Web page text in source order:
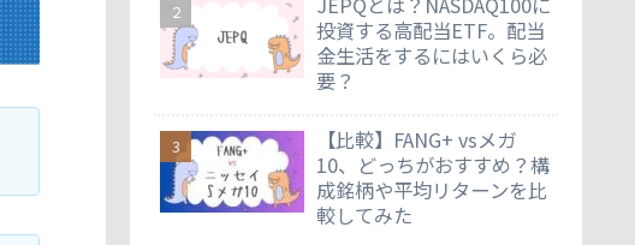
投資する高配当ETF。配当
金生活をするにはいくら必
要？
【比較】FANG+ vsメガ
10、どっちがおすすめ？構
成銘柄や平均リターンを比
較してみた